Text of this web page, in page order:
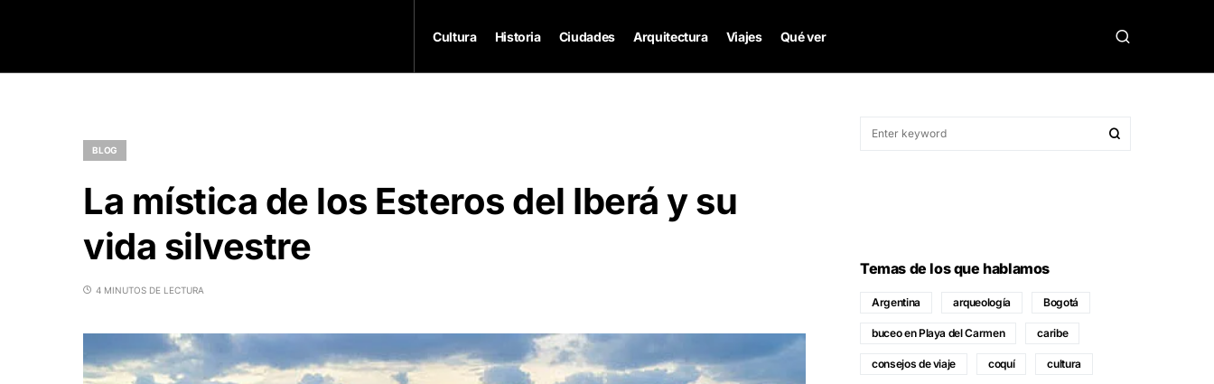
Cultura Historia Ciudades Arquitectura Viajes Qué ver
BLOG
La mística de los Esteros del Iberá y su
vida silvestre
4 MINUTOS DE LECTURA
Temas de los que hablamos
Argentina arqueología Bogotá
buceo en Playa del Carmen caribe
consejos de viaje coquí cultura